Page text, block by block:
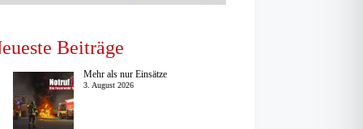
Beiträge
Mehr als nur Einsätze
3. August 2026